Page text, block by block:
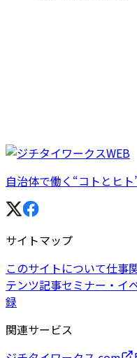
自治体で働く“コトとヒト
サイトマップ
このサイトについて仕事
テンツ記事セミナー・イ
録
関連サービス